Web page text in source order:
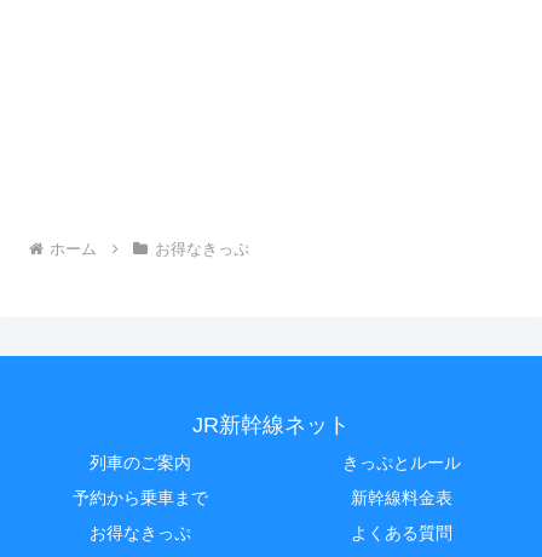
ホーム お得なきっぷ
JR新幹線ネット
列車のご案内
きっぷとルール
予約から乗車まで
新幹線料金表
お得なきっぷ
よくある質問